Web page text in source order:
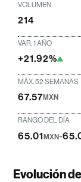
VOLUMEN
214
VAR. 1 AÑO
+21.92%
MÁX. 52 SEMANAS
67.57MXN
RANGO DEL DÍA
65.01MXN-
Evolución